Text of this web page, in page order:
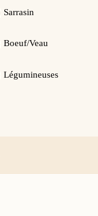
Sarrasin
Boeuf/Veau
Légumineuses